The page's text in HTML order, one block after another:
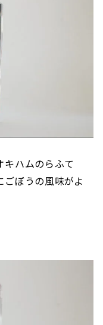
ハムのらふて
ぼうの風味がよ